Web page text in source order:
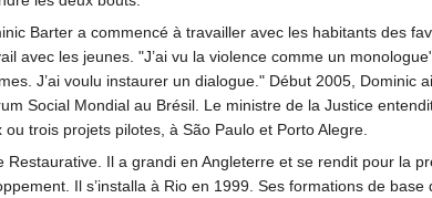
Barter a commencé à travailler avec les habitants des
avec les jeunes. "J’ai vu la violence comme un
J’ai voulu instaurer un dialogue." Début 2005,
Social Mondial au Brésil. Le ministre de la Justice
trois projets pilotes, à São Paulo et Porto Alegre.
Restaurative. Il a grandi en Angleterre et se rendit pour la
Il s’installa à Rio en 1999. Ses formations de